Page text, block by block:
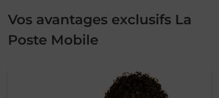
Vos avantages exclusifs La
Poste Mobile